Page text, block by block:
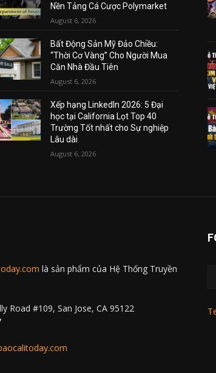
Nền Tảng Cá Cược Polymarket
August 6, 2026
Bất Động Sản Mỹ Đảo Chiều:
“Thời Cơ Vàng” Cho Người Mua
Căn Nhà Đầu Tiên
August 6, 2026
Xếp hạng LinkedIn 2026: 5 Đại
học tại California Lọt Top 40
Trường Tốt nhất cho Sự nghiệp
Lâu dài
August 6, 2026
là sản phẩm của Hệ Thống Truyền
Road #109, San Jose, CA 95122